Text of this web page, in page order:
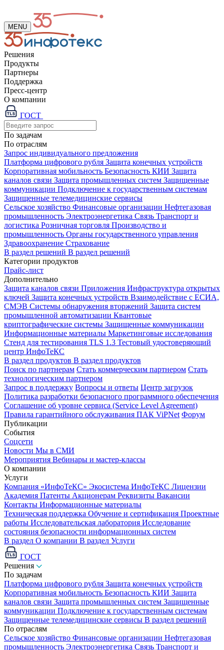
MENU
Решения
Продукты
Партнеры
Поддержка
Пресс-центр
О компании
ГОСТ
По задачам
По отраслям
Запрос индивидуального предложения
Платформа цифрового рубля Защита конечных устройств
Корпоративная мобильность Безопасность КИИ Защита
каналов связи Защита промышленных систем Защищенные
коммуникации Подключение к государственным системам
Защищенные телемедицинские сервисы
Сельское хозяйство Финансовые организации Нефтегазовая
промышленность Электроэнергетика Связь Транспорт и
логистика Розничная торговля Производство и
промышленность Органы государственного управления
Здравоохранение Страхование
В раздел решений В раздел решений
Категории продуктов
Прайс-лист
Дополнительно
Защита каналов связи Приложения Инфраструктура открытых
ключей Защита конечных устройств Взаимодействие с ЕСИА,
СМЭВ Системы обнаружения вторжений Защита систем
промышленной автоматизации Квантовые
криптографические системы Защищенные коммуникации
Информационные материалы Маркетинговые исследования
Стенд для тестирования TLS 1.3 Тестовый удостоверяющий
центр ИнфоТеКС
В раздел продуктов В раздел продуктов
Поиск по партнерам Стать коммерческим партнером Стать
технологическим партнером
Запрос в поддержку Вопросы и ответы Центр загрузок
Политика разработки безопасного программного обеспечения
Соглашение об уровне сервиса (Service Level Agreement)
Правила гарантийного обслуживания ПАК ViPNet Форум
Публикации
События
Соцсети
Новости Мы в СМИ
Мероприятия Вебинары и мастер-классы
О компании
Услуги
Компания «ИнфоТеКС» Экосистема ИнфоТеКС Лицензии
Академия Патенты Акционерам Реквизиты Вакансии
Контакты Информационные материалы
Техническая поддержка Обучение и сертификация Проектные
работы Исследовательская лаборатория Исследование
состояния безопасности информационных систем
В раздел О компании В раздел Услуги
ГОСТ
Решения
По задачам
Платформа цифрового рубля Защита конечных устройств
Корпоративная мобильность Безопасность КИИ Защита
каналов связи Защита промышленных систем Защищенные
коммуникации Подключение к государственным системам
Защищенные телемедицинские сервисы В раздел решений
По отраслям
Сельское хозяйство Финансовые организации Нефтегазовая
промышленность Электроэнергетика Связь Транспорт и